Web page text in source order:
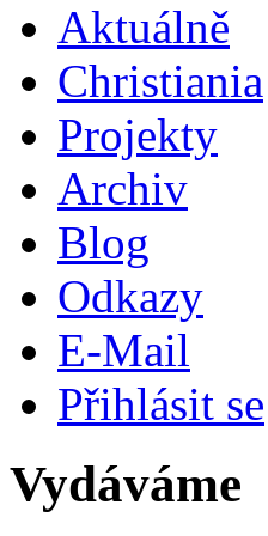
Aktuálně
Christiania
Projekty
Archiv
Blog
Odkazy
E-Mail
Přihlásit se
Vydáváme